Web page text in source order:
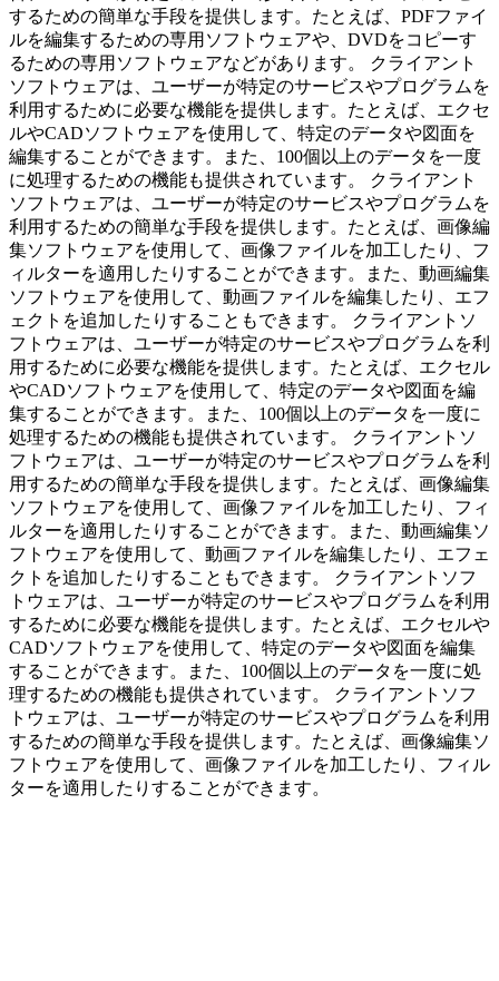
するための簡単な手段を提供します。たとえば、PDFファイ
ルを編集するための専用ソフトウェアや、DVDをコピーす
るための専用ソフトウェアなどがあります。 クライアント
ソフトウェアは、ユーザーが特定のサービスやプログラムを
利用するために必要な機能を提供します。たとえば、エクセ
ルやCADソフトウェアを使用して、特定のデータや図面を
編集することができます。また、100個以上のデータを一度
に処理するための機能も提供されています。 クライアント
ソフトウェアは、ユーザーが特定のサービスやプログラムを
利用するための簡単な手段を提供します。たとえば、画像編
集ソフトウェアを使用して、画像ファイルを加工したり、フ
ィルターを適用したりすることができます。また、動画編集
ソフトウェアを使用して、動画ファイルを編集したり、エフ
ェクトを追加したりすることもできます。 クライアントソ
フトウェアは、ユーザーが特定のサービスやプログラムを利
用するために必要な機能を提供します。たとえば、エクセル
やCADソフトウェアを使用して、特定のデータや図面を編
集することができます。また、100個以上のデータを一度に
処理するための機能も提供されています。 クライアントソ
フトウェアは、ユーザーが特定のサービスやプログラムを利
用するための簡単な手段を提供します。たとえば、画像編集
ソフトウェアを使用して、画像ファイルを加工したり、フィ
ルターを適用したりすることができます。また、動画編集ソ
フトウェアを使用して、動画ファイルを編集したり、エフェ
クトを追加したりすることもできます。 クライアントソフ
トウェアは、ユーザーが特定のサービスやプログラムを利用
するために必要な機能を提供します。たとえば、エクセルや
CADソフトウェアを使用して、特定のデータや図面を編集
することができます。また、100個以上のデータを一度に処
理するための機能も提供されています。 クライアントソフ
トウェアは、ユーザーが特定のサービスやプログラムを利用
するための簡単な手段を提供します。たとえば、画像編集ソ
フトウェアを使用して、画像ファイルを加工したり、フィル
ターを適用したりすることができます。